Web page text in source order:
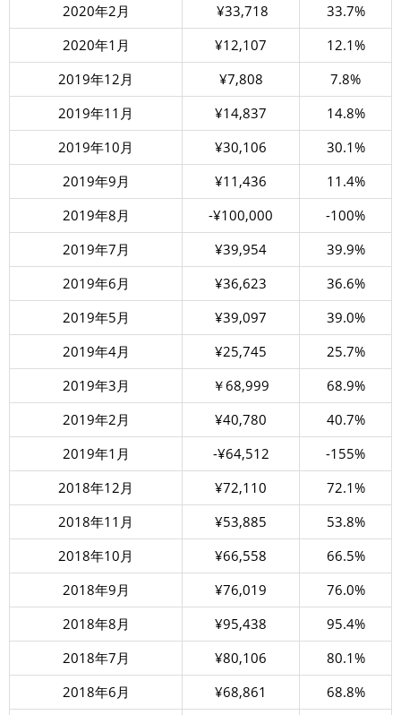
2020年2月
¥33,718
33.7%
2020年1月
¥12,107
12.1%
2019年12月
¥7,808
7.8%
2019年11月
¥14,837
14.8%
2019年10月
¥30,106
30.1%
2019年9月
¥11,436
11.4%
2019年8月
-¥100,000
-100%
2019年7月
¥39,954
39.9%
2019年6月
¥36,623
36.6%
2019年5月
¥39,097
39.0%
2019年4月
¥25,745
25.7%
2019年3月
￥68,999
68.9%
2019年2月
¥40,780
40.7%
2019年1月
-¥64,512
-155%
2018年12月
¥72,110
72.1%
2018年11月
¥53,885
53.8%
2018年10月
¥66,558
66.5%
2018年9月
¥76,019
76.0%
2018年8月
¥95,438
95.4%
2018年7月
¥80,106
80.1%
2018年6月
¥68,861
68.8%